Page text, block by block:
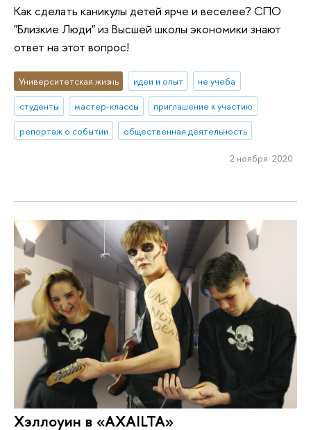
Как сделать каникулы детей ярче и веселее? СПО
"Близкие Люди" из Высшей школы экономики знают
ответ на этот вопрос!
Университетская жизнь идеи и опыт
не учеба
студенты
мастер-классы
приглашение к участию
репортаж о событии
общественная деятельность
2 ноября 2020
Хэллоуин в «AXAILTA»